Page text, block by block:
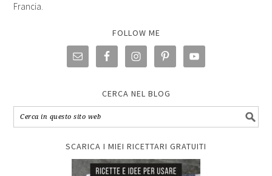
Francia.
FOLLOW ME
CERCA NEL BLOG
SCARICA I MIEI RICETTARI GRATUITI